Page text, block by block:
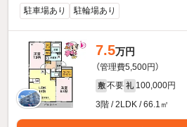
駐車場あり 駐輪場あり
7.5万円
（管理費5,500円）
敷 不要 礼 100,000円
3階 / 2LDK / 66.1㎡